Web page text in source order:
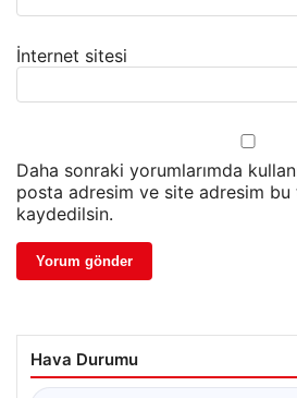
İnternet sitesi
Daha sonraki yorumlarımda
posta adresim ve site adresim bu
kaydedilsin.
Hava Durumu